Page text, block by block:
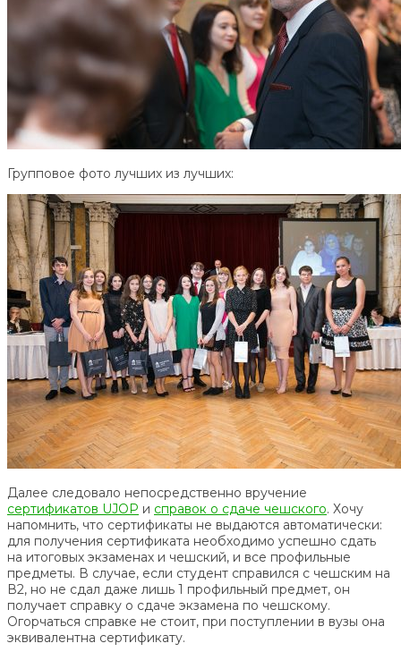
Групповое фото лучших из лучших:
Далее следовало непосредственно вручение
сертификатов UJOP и справок о сдаче чешского. Хочу
напомнить, что сертификаты не выдаются автоматически:
для получения сертификата необходимо успешно сдать
на итоговых экзаменах и чешский, и все профильные
предметы. В случае, если студент справился с чешским на
В2, но не сдал даже лишь 1 профильный предмет, он
получает справку о сдаче экзамена по чешскому.
Огорчаться справке не стоит, при поступлении в вузы она
эквивалентна сертификату.